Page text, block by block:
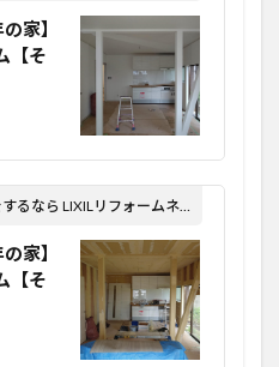
家】
【そ
リフォームネット Optima Reform！
家】
【そ